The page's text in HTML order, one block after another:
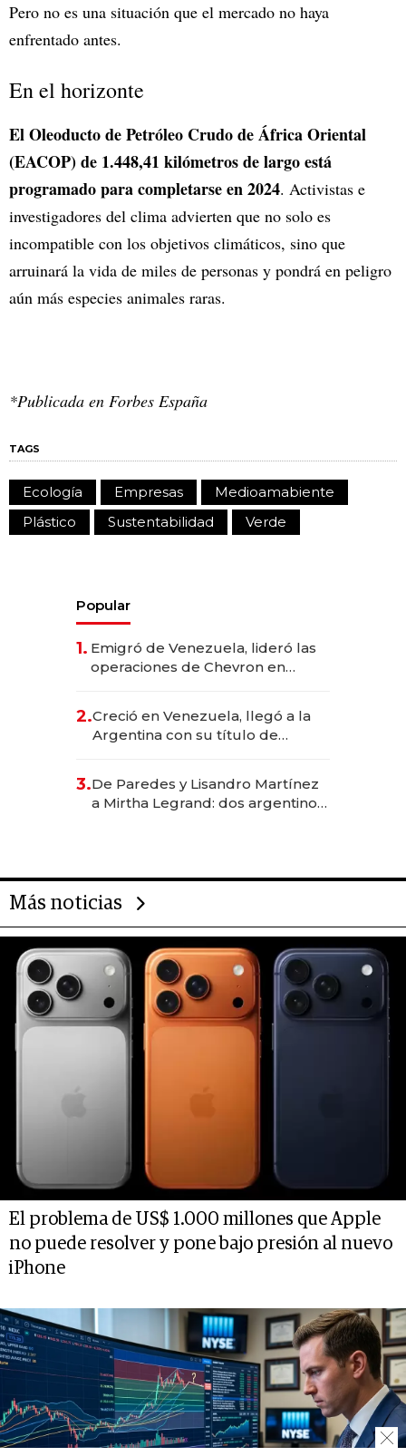
Pero no es una situación que el mercado no haya
enfrentado antes.
En el horizonte
El Oleoducto de Petróleo Crudo de África Oriental
(EACOP) de 1.448,41 kilómetros de largo está
programado para completarse en 2024. Activistas e
investigadores del clima advierten que no solo es
incompatible con los objetivos climáticos, sino que
arruinará la vida de miles de personas y pondrá en peligro
aún más especies animales raras.
*Publicada en Forbes España
TAGS
Ecología Empresas
Medioamabiente
Plástico
Sustentabilidad Verde
Popular
1. Emigró de Venezuela, lideró las
operaciones de Chevron en
2.Creció en Venezuela, llegó a la
Argentina con su título de
las marcas "fast premium"
3.De Paredes y Lisandro Martínez
a Mirtha Legrand: dos argentinos
Más noticias
El problema de US$ 1.000 millones que Apple
no puede resolver y pone bajo presión al nuevo
iPhone